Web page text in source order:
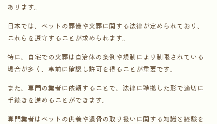
あります。
日本では、ペットの葬儀や火葬に関する法律が定められており、
これらを遵守することが求められます。
特に、自宅での火葬は自治体の条例や規制により制限されている
場合が多く、事前に確認し許可を得ることが重要です。
また、専門の業者に依頼することで、法律に準拠した形で適切に
手続きを進めることができます。
専門業者はペットの供養や遺骨の取り扱いに関する知識と経験を